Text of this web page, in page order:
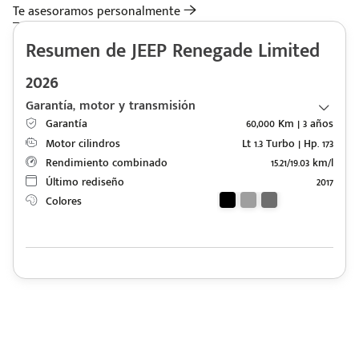
Te asesoramos personalmente
Resumen de JEEP Renegade Limited
2026
Garantía, motor y transmisión
Garantía
60,000 Km | 3 años
Motor cilindros
Lt 1.3 Turbo | Hp. 173
Rendimiento combinado
15.21/19.03 km/l
Último rediseño
2017
Colores